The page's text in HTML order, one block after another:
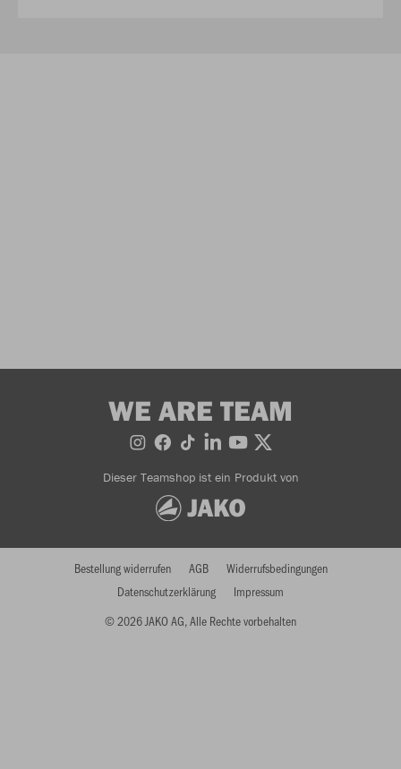
WE ARE TEAM
Dieser Teamshop ist ein Produkt von
© 2026 JAKO AG, Alle Rechte vorbehalten
Bestellung widerrufen AGB
Widerrufsbedingungen
Datenschutzerklärung
Impressum